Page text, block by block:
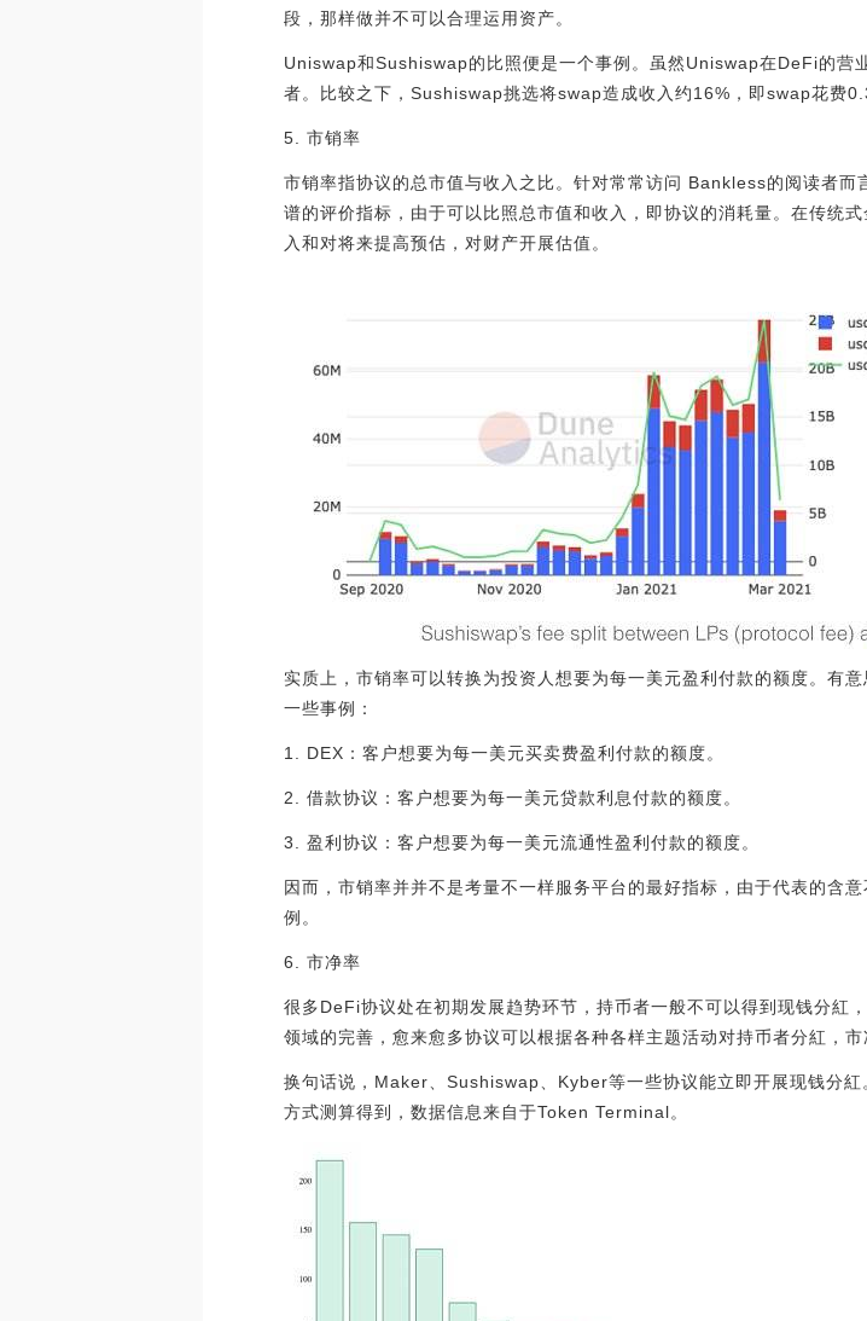
段，那样做并不可以合理运用资产。
Uniswap和Sushiswap的比照便是一个事例。虽然Uniswap在DeFi的营
者。比较之下，Sushiswap挑选将swap造成收入约16%，即swap花费
5. 市销率
市销率指协议的总市值与收入之比。针对常常访问 Bankless的阅读者
谱的评价指标，由于可以比照总市值和收入，即协议的消耗量。在传统
入和对将来提高预估，对财产开展估值。
实质上，市销率可以转换为投资人想要为每一美元盈利付款的额度。有
一些事例：
1. DEX：客户想要为每一美元买卖费盈利付款的额度。
2. 借款协议：客户想要为每一美元贷款利息付款的额度。
3. 盈利协议：客户想要为每一美元流通性盈利付款的额度。
因而，市销率并并不是考量不一样服务平台的最好指标，由于代表的含
例。
6. 市净率
很多DeFi协议处在初期发展趋势环节，持币者一般不可以得到现钱分紅
领域的完善，愈来愈多协议可以根据各种各样主题活动对持币者分紅，市
换句话说，Maker、Sushiswap、Kyber等一些协议能立即开展现钱分
方式测算得到，数据信息来自于Token Terminal。